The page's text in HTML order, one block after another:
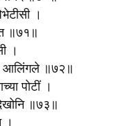
।
॥७१॥
।
आलिंगले ॥७२॥
पोटीं ।
॥७३॥
।